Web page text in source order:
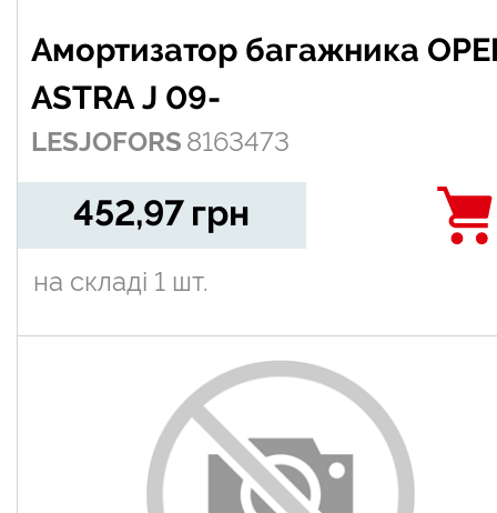
Амортизатор багажника
ASTRA J 09-
LESJOFORS 8163473
452,97 грн
на складі 1 шт.